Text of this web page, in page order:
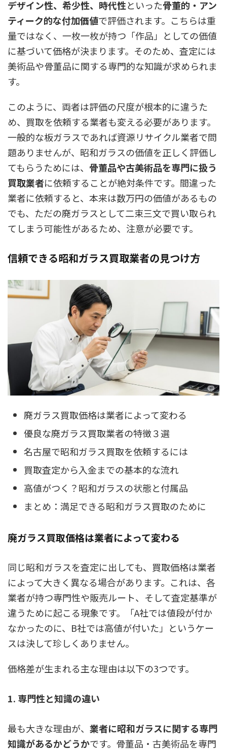
デザイン性、希少性、時代性といった骨董的・アン
ティーク的な付加価値で評価されます。こちらは重
量ではなく、一枚一枚が持つ「作品」としての価値
に基づいて価格が決まります。そのため、査定には
美術品や骨董品に関する専門的な知識が求められま
す。
このように、両者は評価の尺度が根本的に違うた
め、買取を依頼する業者も変える必要があります。
一般的な板ガラスであれば資源リサイクル業者で問
題ありませんが、 昭和ガラスの価値を正しく評価し
てもらうためには、 骨董品や古美術品を専門に扱う
買取業者に依頼することが絶対条件です。間違った
業者に依頼すると、本来は数万円の価値があるもの
でも、ただの廃ガラスとして二束三文で買い取られ
てしまう可能性があるため、注意が必要です。
信頼できる昭和ガラス買取業者の見つけ方
廃ガラス買取価格は業者によって変わる
優良な廃ガラス買取業者の特徴３選
名古屋で昭和ガラス買取を依頼するには
買取査定から入金までの基本的な流れ
高値がつく？昭和ガラスの状態と付属品
まとめ：満足できる昭和ガラス買取のために
廃ガラス買取価格は業者によって変わる
同じ昭和ガラスを査定に出しても、買取価格は業者
によって大きく異なる場合があります。これは、各
業者が持つ専門性や販売ルート、そして査定基準が
違うために起こる現象です。「A社では値段が付か
なかったのに、B社では高値が付いた」というケー
スは決して珍しくありません。
価格差が生まれる主な理由は以下の3つです。
1. 専門性と知識の違い
最も大きな理由が、 業者に昭和ガラスに関する専門
知識があるかどうかです。骨董品・古美術品を専門